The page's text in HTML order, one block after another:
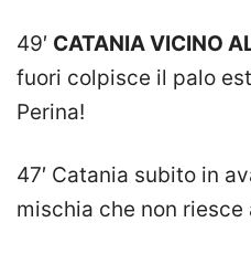
49′ CATANIA VICINO
fuori colpisce il palo
Perina!
47′ Catania subito in
mischia che non